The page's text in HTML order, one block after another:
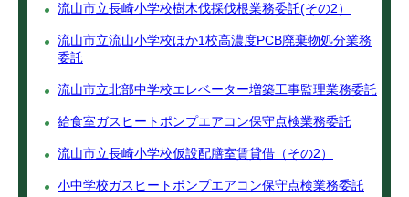
流山市立長崎小学校樹木伐採伐根業務委託(その2）
流山市立流山小学校ほか1校高濃度PCB廃棄物処分業務
委託
流山市立北部中学校エレベーター増築工事監理業務委託
給食室ガスヒートポンプエアコン保守点検業務委託
流山市立長崎小学校仮設配膳室賃貸借（その2）
小中学校ガスヒートポンプエアコン保守点検業務委託